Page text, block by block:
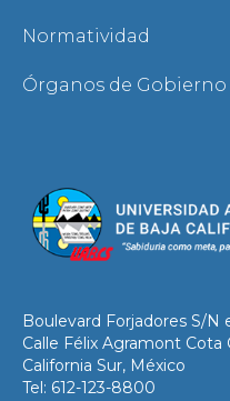
Normatividad
Órganos de Gobierno
Boulevard Forjadores S/N
Calle Félix Agramont Cota
California Sur, México
Tel: 612-123-8800